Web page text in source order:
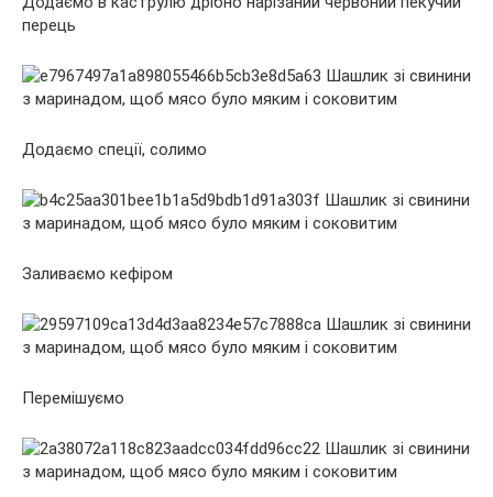
перець
Додаємо спеції, солимо
Заливаємо кефіром
Перемішуємо